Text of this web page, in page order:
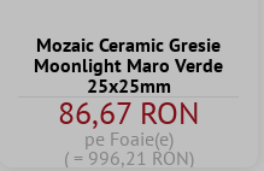
Mozaic Ceramic Gresie
Moonlight Maro Verde
25x25mm
86,67 RON
pe Foaie(e)
( = 996,21 RON)